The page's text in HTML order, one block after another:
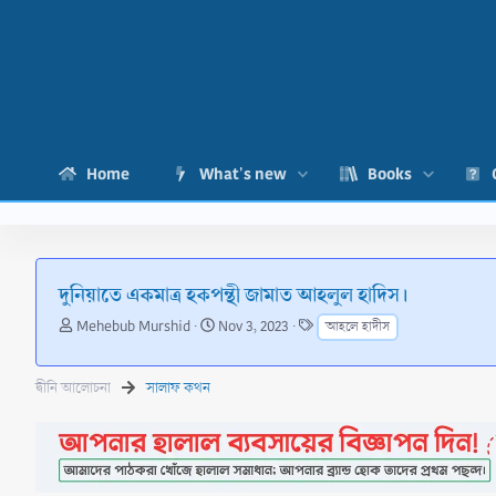
Home What's new Books
দুনিয়াতে একমাত্র হকপন্থী জামাত আহলুল হাদিস।
T
r
e
s
t
Mehebub Murshid
S
a
a
t
Nov 3, 2023
T
a
g
আহলে হাদীস
দ্বীনি আলোচনা সালাফ কথন